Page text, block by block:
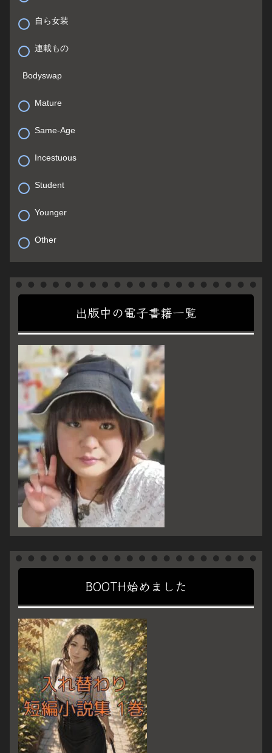
自ら女装
連載もの
Bodyswap
Mature
Same-Age
Incestuous
Student
Younger
Other
出版中の電子書籍一覧
BOOTH始めました